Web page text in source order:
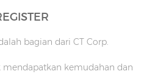
bagian dari CT Corp.
mendapatkan kemudahan dan